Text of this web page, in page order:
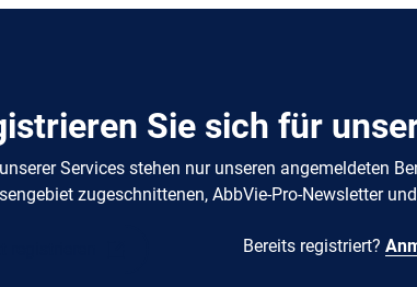
Sie sich für
Services stehen nur unseren angemeldeten
zugeschnittenen, AbbVie-Pro-Newsletter
Bereits registriert?